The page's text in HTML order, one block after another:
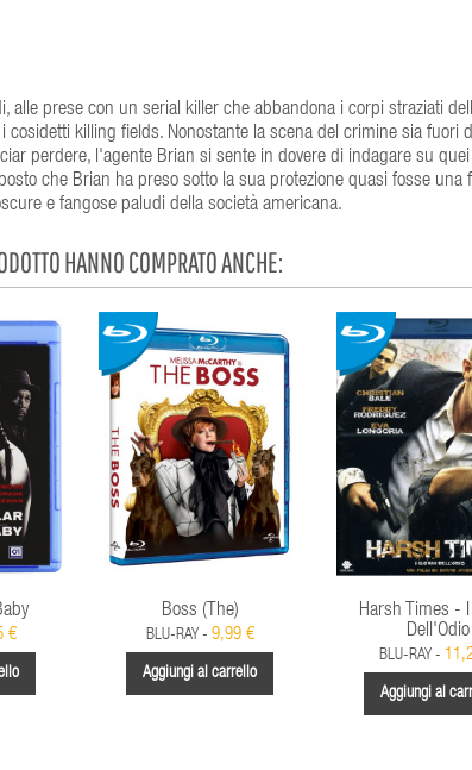
alle prese con un serial killer che abbandona i corpi straziati
killing fields. Nonostante la scena del crimine sia fuori
perdere, l'agente Brian si sente in dovere di indagare su
che Brian ha preso sotto la sua protezione quasi fosse una
e fangose paludi della società americana.
HANNO COMPRATO ANCHE:
€
Boss (The)
BLU-RAY - 9,99 €
Aggiungi al carrello
Harsh Times -
Dell'Odio
BLU-RAY -
Aggiungi al